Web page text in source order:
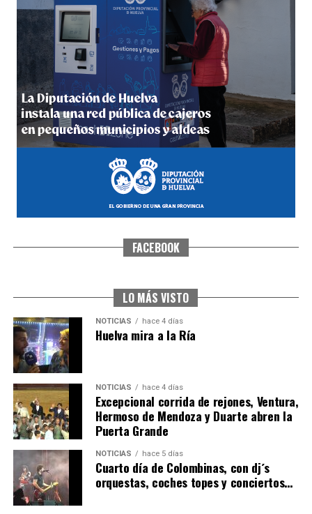
5º DÍA DE LAS FIESTAS COLOMBINAS 2026
hace 4 días ·Huelvatv
CUARTA CORRIDA DE LAS FIESTAS COLOMBINAS
4º DÍA DE LAS FIESTAS COLOMBINAS 2026
hace 5 días Huelvatv
FACEBOOK
LO MÁS VISTO
NOTICIAS hace 4 días
Huelva mira a la Ría
NOTICIAS hace 4 días
Excepcional corrida de rejones, Ventura,
Hermoso de Mendoza y Duarte abren la
Puerta Grande
NOTICIAS hace 5 días
Cuarto día de Colombinas, con dj´s
orquestas, coches topes y conciertos…